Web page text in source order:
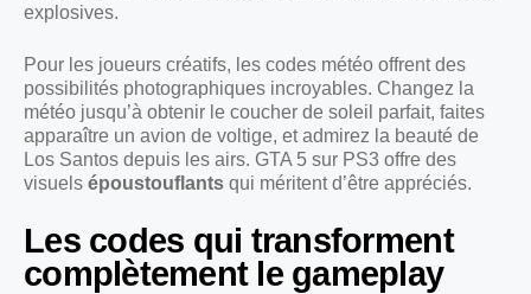
explosives.
Pour les joueurs créatifs, les codes météo offrent des
possibilités photographiques incroyables. Changez la
météo jusqu’à obtenir le coucher de soleil parfait, faites
apparaître un avion de voltige, et admirez la beauté de
Los Santos depuis les airs. GTA 5 sur PS3 offre des
visuels époustouflants qui méritent d’être appréciés.
Les codes qui transforment
complètement le gameplay